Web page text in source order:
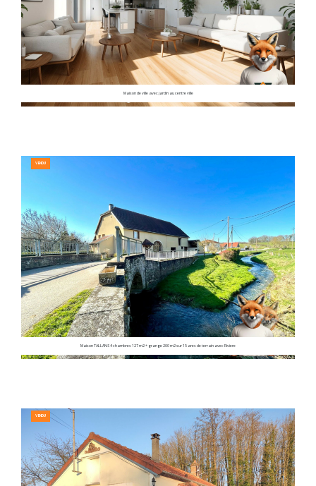
Maison de ville avec jardin au centre ville
VENDU
Maison TALLANS 4 chambres 127 m2 + grange 200 m2 sur 15 ares de terrain avec Riviere
VENDU